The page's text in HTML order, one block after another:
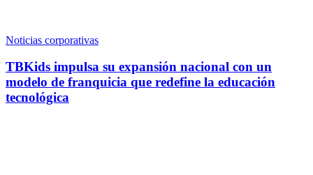
Noticias corporativas
TBKids impulsa su expansión nacional con un
modelo de franquicia que redefine la educación
tecnológica